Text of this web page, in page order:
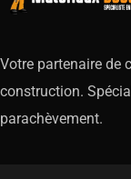
Votre partenaire de
construction.
parachèvement.